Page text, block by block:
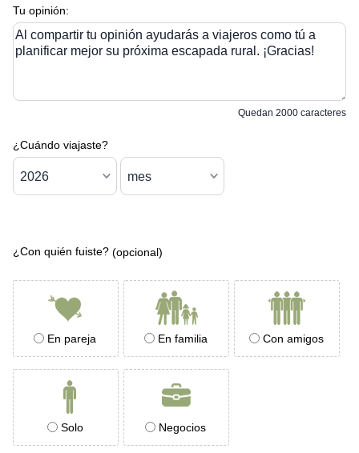
Tu opinión:
Al compartir tu opinión ayudarás a viajeros como tú a
planificar mejor su próxima escapada rural. ¡Gracias!
Quedan 2000 caracteres
¿Cuándo viajaste?
¿Con quién fuiste? (opcional)
En pareja En familia Con amigos
Solo Negocios